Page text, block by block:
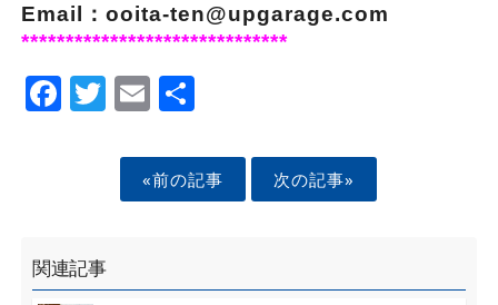
Email：ooita-ten@upgarage.com
******************************
Facebook
Twitter
EmailShare
«前の記事 次の記事»
関連記事